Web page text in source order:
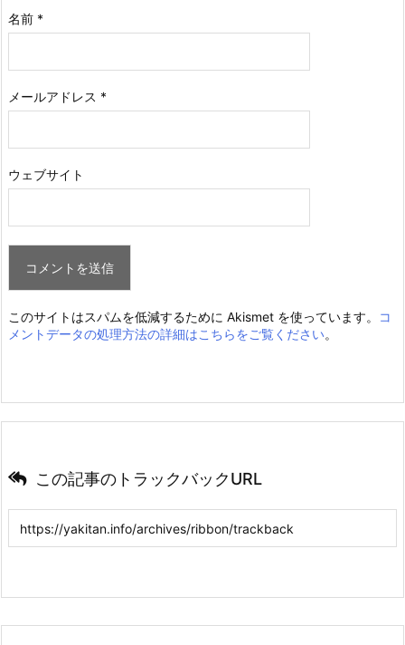
名前 *
メールアドレス *
ウェブサイト
このサイトはスパムを低減するために Akismet を使っています。
コ
メントデータの処理方法の詳細はこちらをご覧ください。
この記事のトラックバックURL